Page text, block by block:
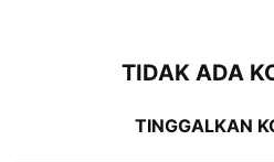
TIDAK ADA
TINGGALKAN